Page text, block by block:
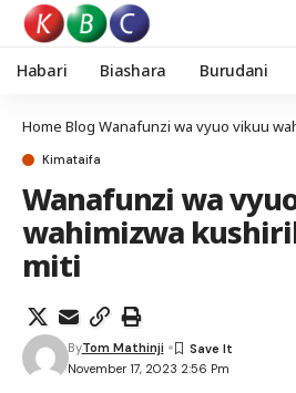
Habari Biashara Burudani
Home Blog Wanafunzi wa vyuo vikuu
Kimataifa
Wanafunzi wa
wahimizwa
miti
November 17, 2023 2:56 Pm
ByTom Mathinji